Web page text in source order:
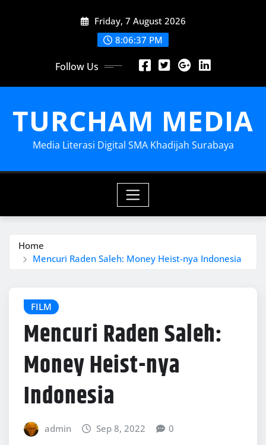
Friday, 7 August 2026
8:06:38 PM
Follow Us
TURCHAM MEDIA
Media Literasi Digital SMA Khadijah Surabaya
Home
Mencuri Raden Saleh: Money Heist-nya Indonesia
FILM
Mencuri Raden Saleh:
Money Heist-nya
Indonesia
admin Sep 8, 2022 0